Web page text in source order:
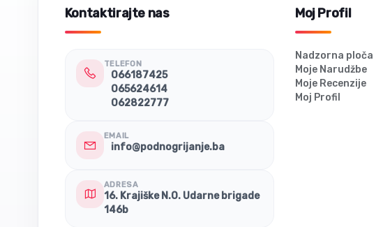
Kontaktirajte nas
TELEFON
066187425
065624614
062822777
EMAIL
info@podnogrijanje.ba
ADRESA
16. Krajiške N.O. Udarne brigade
146b
Moj Profil
Nadzorna ploča
Moje Narudžbe
Moje Recenzije
Moj Profil